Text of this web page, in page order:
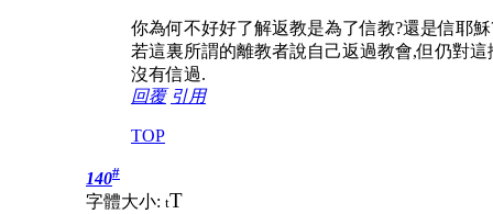
你為何不好好了解返教是為了信教?還是信耶穌
若這裏所謂的離教者說自己返過教會,但仍對
沒有信過.
回覆 引用
TOP
140#
字體大小: tT